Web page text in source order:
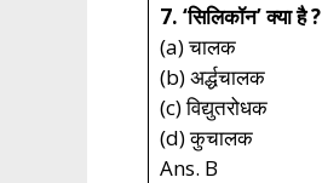
7. ‘सिलिकॉन’ क्या है ?
(a) चालक
(b) अर्द्धचालक
(c) विद्युतरोधक
(d) कुचालक
Ans. B